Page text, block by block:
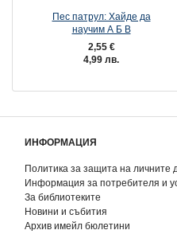
Пес патрул: Хайде да
научим А Б В
2,55 €
4,99 лв.
ИНФОРМАЦИЯ
Политика за защита на личните
Информация за потребителя и
За библиотеките
Новини и събития
Архив имейл бюлетини